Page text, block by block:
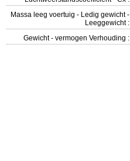
Massa leeg voertuig - Ledig gewicht -
Leeggewicht :
Gewicht - vermogen Verhouding :